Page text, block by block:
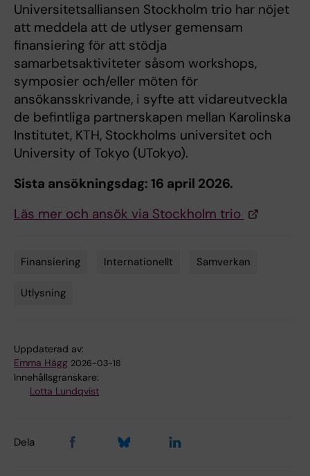
Universitetsalliansen Stockholm trio har nöjet
att meddela att de utlyser gemensam
finansiering för att stödja
samarbetsaktiviteter såsom workshops,
symposier och/eller möten för
ansökansskrivande, i syfte att vidareutveckla
de befintliga partnerskapen mellan Karolinska
Institutet, KTH, Stockholms universitet och
University of Tokyo (UTokyo).
Sista ansökningsdag: 16 april 2026.
Läs mer och ansök via Stockholm trio
Finansiering Internationellt Samverkan
Utlysning
Uppdaterad av:
Emma Hägg 2026-03-18
Innehållsgranskare:
Lotta Lundqvist
Dela